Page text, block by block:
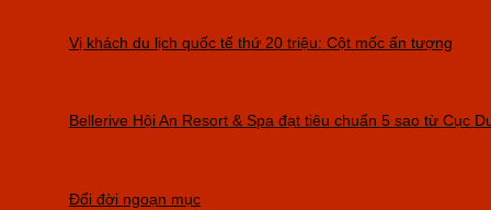
Vị khách du lịch quốc tế thứ 20 triệu: Cột mốc ấn tượng
Bellerive Hội An Resort & Spa đạt tiêu chuẩn 5 sao từ Cục
Đổi đời ngoạn mục